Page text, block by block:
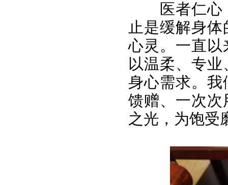
医者仁
止是缓解身
心灵。一直
以温柔、专
身心需求。
馈赠、一次
之光，为饱受